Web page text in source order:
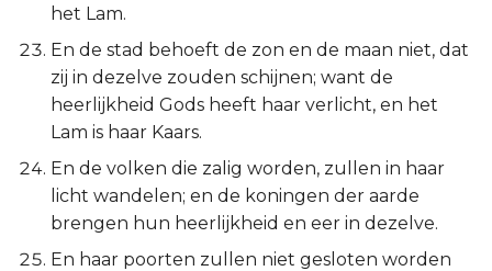
het Lam.
En de stad behoeft de zon en de maan niet, dat
zij in dezelve zouden schijnen; want de
heerlijkheid Gods heeft haar verlicht, en het
Lam is haar Kaars.
En de volken die zalig worden, zullen in haar
licht wandelen; en de koningen der aarde
brengen hun heerlijkheid en eer in dezelve.
En haar poorten zullen niet gesloten worden